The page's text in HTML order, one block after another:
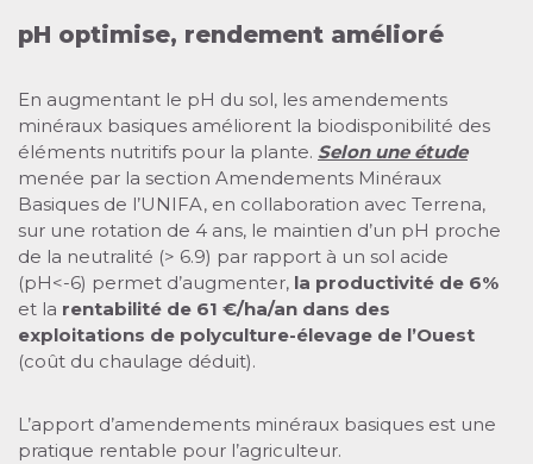
pH optimise, rendement amélioré
En augmentant le pH du sol, les amendements
minéraux basiques améliorent la biodisponibilité des
éléments nutritifs pour la plante. Selon une étude
menée par la section Amendements Minéraux
Basiques de l’UNIFA, en collaboration avec Terrena,
sur une rotation de 4 ans, le maintien d’un pH proche
de la neutralité (> 6.9) par rapport à un sol acide
(pH<-6) permet d’augmenter, la productivité de 6%
et la rentabilité de 61 €/ha/an dans des
exploitations de polyculture-élevage de l’Ouest
(coût du chaulage déduit).
L’apport d’amendements minéraux basiques est une
pratique rentable pour l’agriculteur.